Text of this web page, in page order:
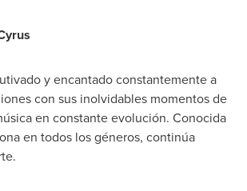
y encantado constantemente a
con sus inolvidables momentos de
en constante evolución. Conocida
en todos los géneros, continúa